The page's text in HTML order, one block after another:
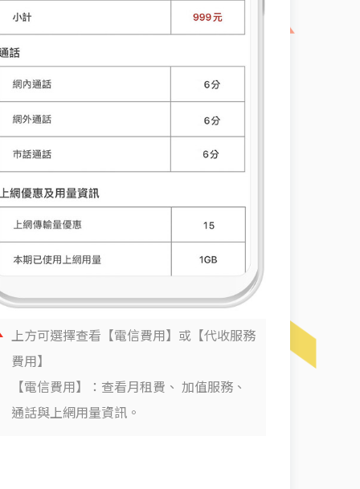
上方可選擇查看【電信費用】或【代收服務
費用】
【電信費用】：查看月租費、 加值服務、
通話與上網用量資訊。